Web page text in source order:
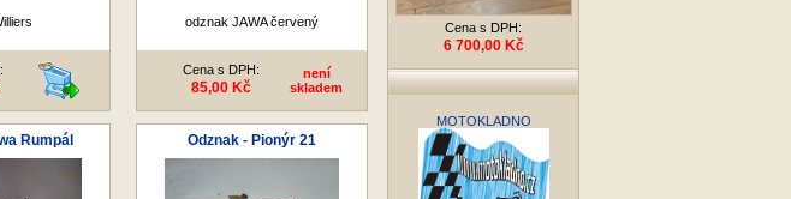
odznak JAWA červený
Cena s DPH:
85,00 Kč
není
skladem
Rumpál Odznak - Pionýr 21
Cena s DPH:
6 700,00 Kč
MOTOKLADNO